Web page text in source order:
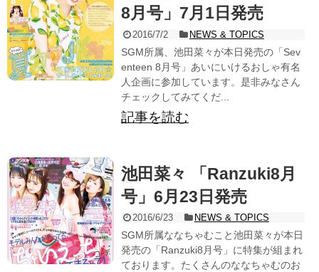
8月号」7月1日発売
2016/7/2 NEWS & TOPICS
SGM所属、池田菜々が本日発売の「Sev
enteen 8月号」あいにいけるおしゃ有名
人企画に参加しています。是非みなさん
チェックしてみてくだ...
記事を読む
池田菜々 「Ranzuki8月
号」6月23日発売
2016/6/23 NEWS & TOPICS
SGM所属ななちゃむこと池田菜々が本日
発売の「Ranzuki8月号」に特集が組まれ
ております。たくさんのななちゃむのお